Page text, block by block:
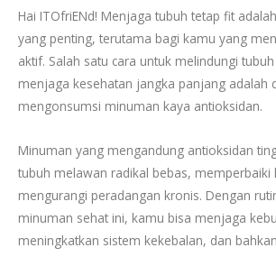
Hai ITOfriENd! Menjaga tubuh tetap fit
yang penting, terutama bagi kamu yang
aktif. Salah satu cara untuk melindungi
menjaga kesehatan jangka panjang adalah
mengonsumsi minuman kaya antioksidan.
Minuman yang mengandung antioksidan
tubuh melawan radikal bebas, memperbaiki
mengurangi peradangan kronis. Dengan
minuman sehat ini, kamu bisa menjaga
meningkatkan sistem kekebalan, dan